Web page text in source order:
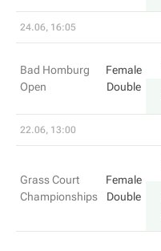
24.06, 16:05
Bad Homburg
Open
Female
Double
22.06, 13:00
Grass Court
Championships
Female
Double